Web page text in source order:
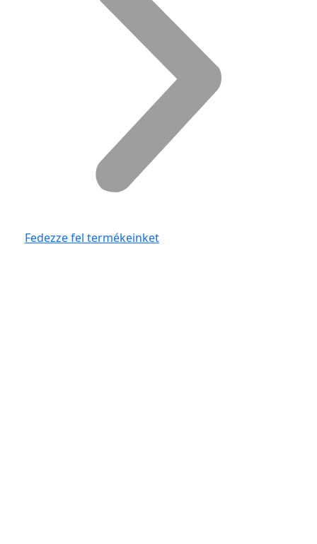
Fedezze fel termékeinket